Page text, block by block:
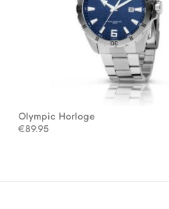
Olympic Horloge
€89.95